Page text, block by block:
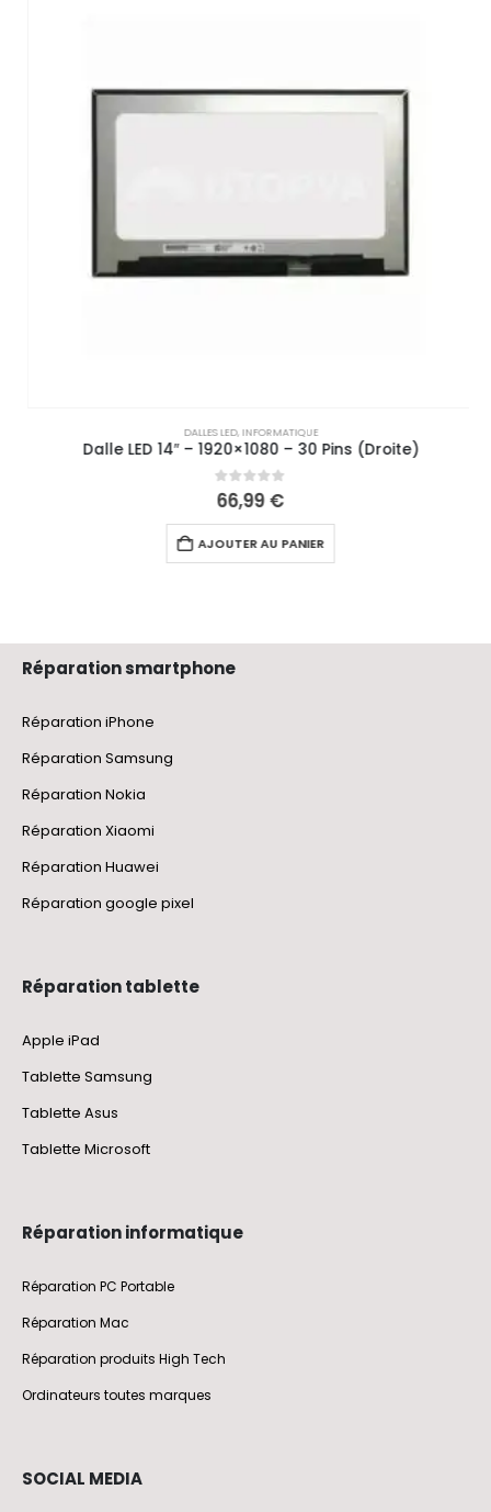
DALLES LED,INFORMATIQUE
Dalle LED 14″ – 1920×1080 – 30 Pins (Droite)
0out of 5
66,99€
AJOUTER AU PANIER
Réparation smartphone
Réparation iPhone
Réparation Samsung
Réparation Nokia
Réparation Xiaomi
Réparation Huawei
Réparation google pixel
Réparation tablette
Apple iPad
Tablette Samsung
Tablette Asus
Tablette Microsoft
Réparation informatique
Réparation PC Portable
Réparation Mac
Réparation produits High Tech
Ordinateurs toutes marques
SOCIAL MEDIA